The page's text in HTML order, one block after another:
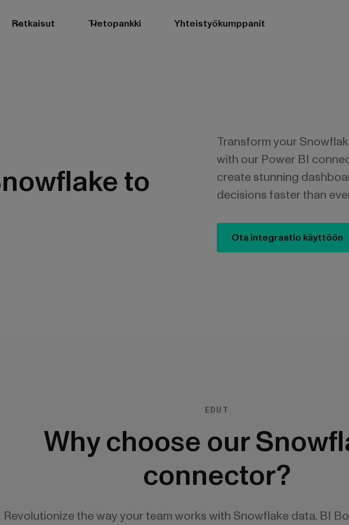
Ratkaisut Tietopankki Yhteistyökumppanit
to
Transform your
with our Power BI
create stunning
decisions faster than
Ota integraatio käyttöön
EDUT
Why choose our
connector?
Revolutionize the way your team works with Snowflake data. BI